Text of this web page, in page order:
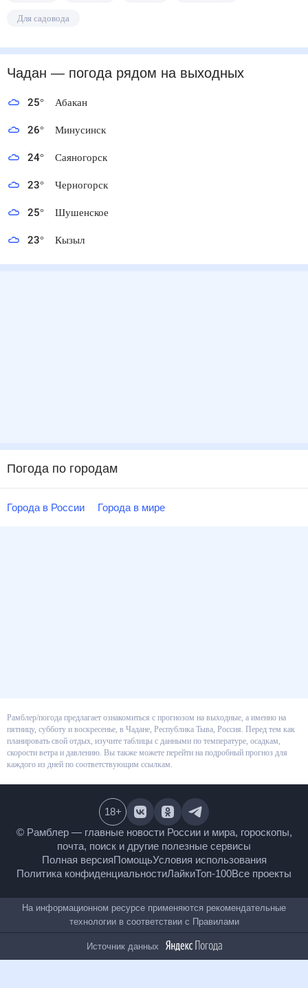
Для садовода
Чадан — погода рядомна выходных
25° Абакан
26° Минусинск
24° Саяногорск
23° Черногорск
25° Шушенское
23° Кызыл
Погода по городам
Города в России Города в мире
Рамблер/погода предлагает ознакомиться с прогнозом на выходные, а
именно на пятницу, субботу и воскресенье, в Чадане, Республика Тыва,
Россия. Перед тем как планировать свой отдых, изучите таблицы с
данными по температуре, осадкам, скорости ветра и давлению. Вы также
можете перейти на подробный прогноз для каждого из дней по
© Рамблер — главные новости России и мира,
гороскопы, почта, поиск и другие полезные сервисы
Полная версияПомощьУсловия использования
Все проекты
18+
На информационном ресурсе применяются
рекомендательные технологии в соответствии с